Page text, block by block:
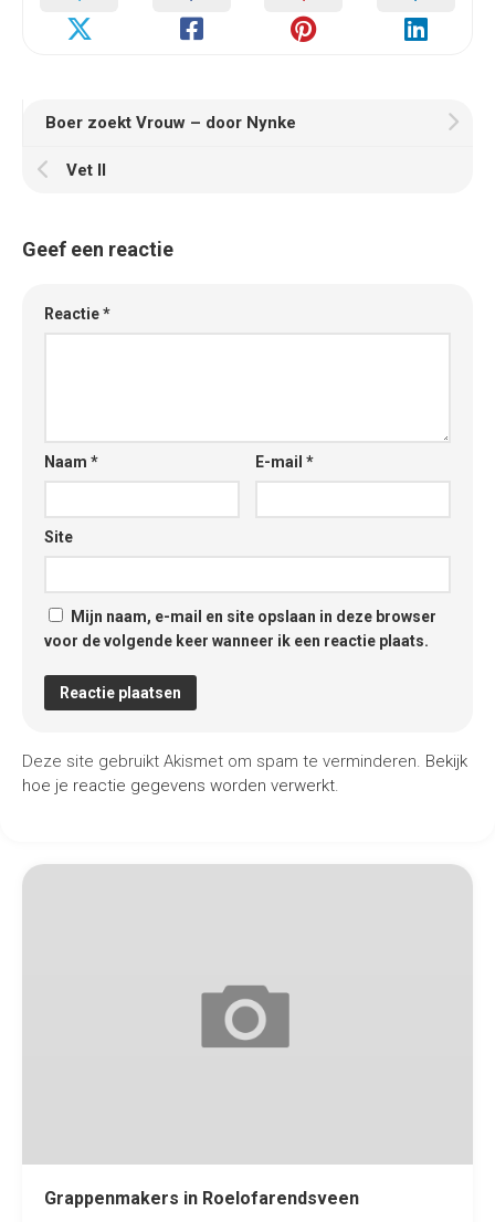
Boer zoekt Vrouw – door Nynke
Vet II
Geef een reactie
Reactie*
Naam * E-mail*
Site
Mijn naam, e-mail en site opslaan in deze browser
voor de volgende keer wanneer ik een reactie plaats.
Deze site gebruikt Akismet om spam te verminderen. Bekijk
hoe je reactie gegevens worden verwerkt.
Grappenmakers in Roelofarendsveen